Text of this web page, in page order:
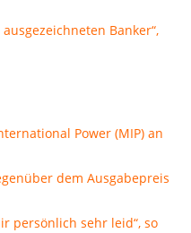
Banker“,
Power (MIP) an
dem Ausgabepreis
persönlich sehr leid“, so